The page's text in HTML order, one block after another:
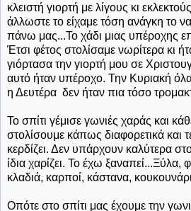
κλειστή γιορτή με λίγους κι
άλλωστε το είχαμε τόση ανάγκη το
πάνω μας...Το χάδι μιας υπέροχης
Έτσι φέτος στολίσαμε νωρίτερα κι
γιόρτασα την γιορτή μου σε
αυτό ήταν υπέροχο. Την Κυριακή όλα
η Δευτέρα δεν ήταν πια τόσο
Το σπίτι γέμισε γωνιές χαράς και
στολίσουμε κάπως διαφορετικά και
κερδίζει. Δεν υπάρχουν καλύτερα
ίδια χαρίζει. Το έχω ξαναπεί...Ξύλα,
κλαδιά, καρποί, κάστανα,
Οπότε στο σπίτι μας έχουμε την